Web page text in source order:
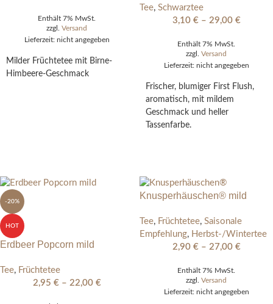
Enthält 7% MwSt.
zzgl. Versand
Lieferzeit: nicht angegeben
Milder Früchtetee mit Birne-
Himbeere-Geschmack
Tee, Schwarztee
3,10 € – 29,00 €
Enthält 7% MwSt.
zzgl. Versand
Lieferzeit: nicht angegeben
Frischer, blumiger First Flush,
aromatisch, mit mildem
Geschmack und heller
Tassenfarbe.
-20%
HOT
Erdbeer Popcorn mild
Tee, Früchtetee
2,95 € – 22,00 €
Knusperhäuschen® mild
Tee, Früchtetee, Saisonale
Empfehlung, Herbst-/Wintertee
2,90 € – 27,00 €
Enthält 7% MwSt.
zzgl. Versand
Lieferzeit: nicht angegeben